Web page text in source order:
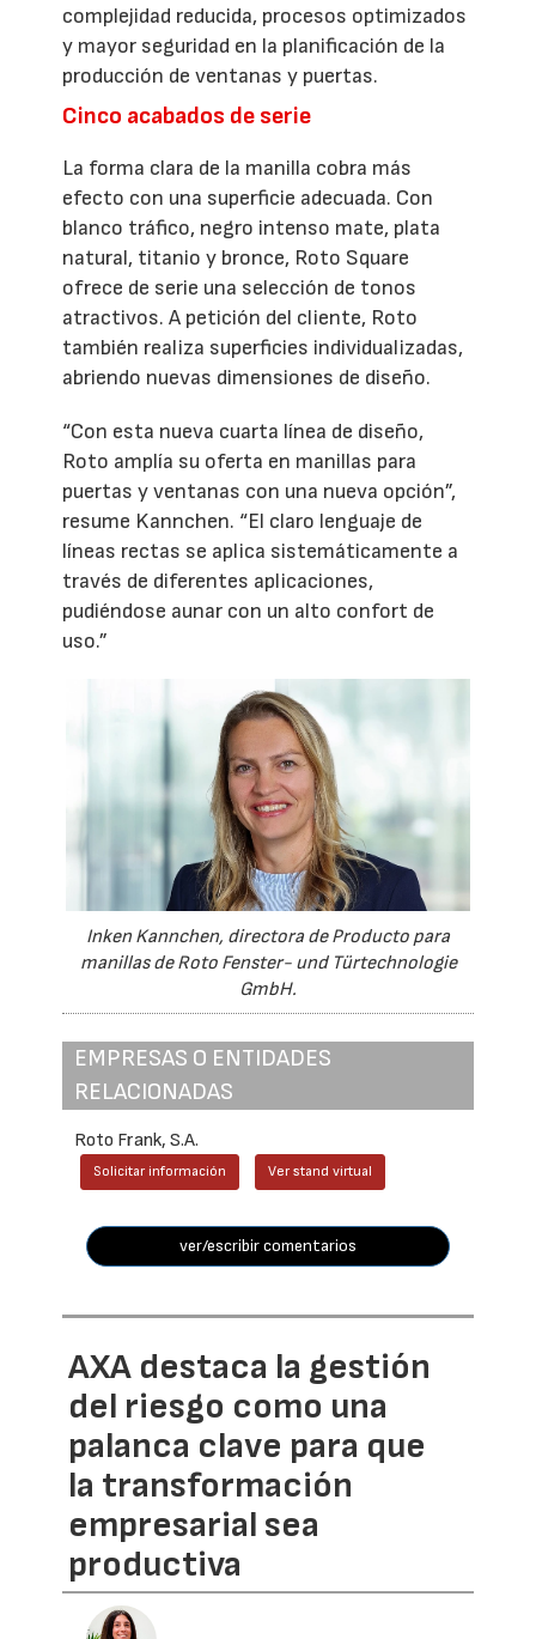
complejidad reducida, procesos optimizados
y mayor seguridad en la planificación de la
producción de ventanas y puertas.
Cinco acabados de serie
La forma clara de la manilla cobra más
efecto con una superficie adecuada. Con
blanco tráfico, negro intenso mate, plata
natural, titanio y bronce, Roto Square
ofrece de serie una selección de tonos
atractivos. A petición del cliente, Roto
también realiza superficies individualizadas,
abriendo nuevas dimensiones de diseño.
“Con esta nueva cuarta línea de diseño,
Roto amplía su oferta en manillas para
puertas y ventanas con una nueva opción”,
resume Kannchen. “El claro lenguaje de
líneas rectas se aplica sistemáticamente a
través de diferentes aplicaciones,
pudiéndose aunar con un alto confort de
uso.”
Inken Kannchen, directora de Producto para
manillas de Roto Fenster- und Türtechnologie
GmbH.
EMPRESAS O ENTIDADES
RELACIONADAS
Roto Frank, S.A.
Solicitar información Ver stand virtual
ver/escribir comentarios
AXA destaca la gestión
del riesgo como una
palanca clave para que
la transformación
empresarial sea
productiva